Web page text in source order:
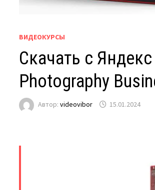
ВИДЕОКУРСЫ
Скачать с
Photography
Автор:videovibor 15.01.2024